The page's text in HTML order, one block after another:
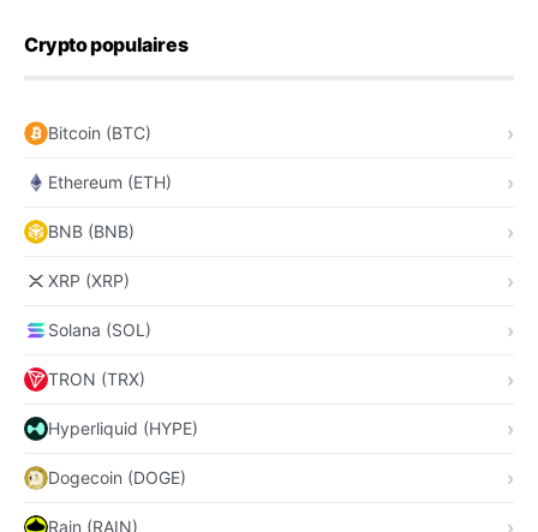
Crypto populaires
Bitcoin (BTC)
Ethereum (ETH)
BNB (BNB)
XRP (XRP)
Solana (SOL)
TRON (TRX)
Hyperliquid (HYPE)
Dogecoin (DOGE)
Rain (RAIN)